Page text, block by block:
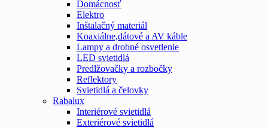
Domácnosť
Elektro
Inštalačný materiál
Koaxiálne,dátové a AV káble
Lampy a drobné osvetlenie
LED svietidlá
Predlžovačky a rozbočky
Reflektory
Svietidlá a čelovky
Rabalux
Interiérové svietidlá
Exteriérové svietidlá